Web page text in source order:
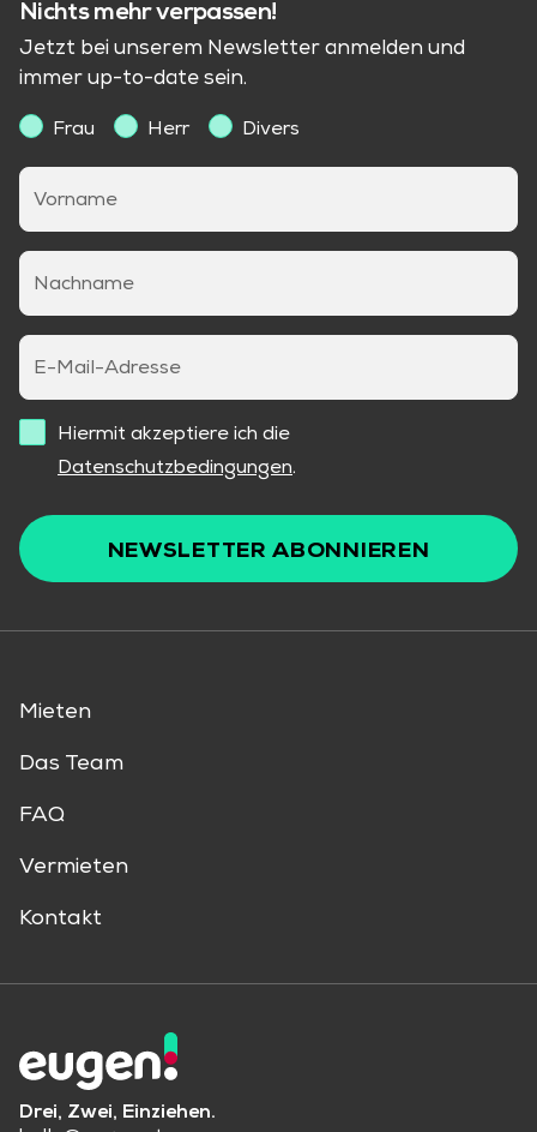
Mieten
Das Team
FAQ
Vermieten
Kontakt
Drei, Zwei, Einziehen.
Nichts mehr verpassen!
Jetzt bei unserem Newsletter anmelden und
immer up-to-date sein.
Frau Herr Divers
Vorname
Nachname
E-Mail-Adresse
Hiermit akzeptiere ich die
Datenschutzbedingungen.
NEWSLETTER ABONNIEREN